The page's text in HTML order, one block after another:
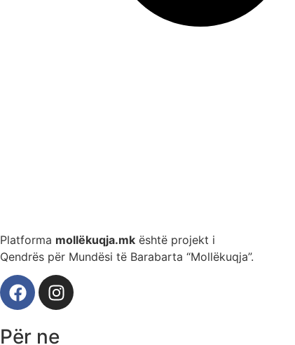
Platforma mollëkuqja.mk është projekt i
Qendrës për Mundësi të Barabarta “Mollëkuqja”.
Për ne